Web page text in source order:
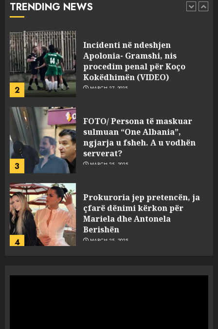
TRENDING NEWS
1
pasuri të pajustifikuar
2
Incidenti në ndeshjen
Apolonia- Gramshi, nis
procedim penal për Koço
Kokëdhimën (VIDEO)
MARCH 27, 2025
3
FOTO/ Persona të maskuar
sulmuan “One Albania”,
ngjarja u fsheh. A u vodhën
serverat?
MARCH 25, 2025
4
Prokuroria jep pretencën, ja
çfarë dënimi kërkon për
Mariela dhe Antonela
Berishën
MARCH 25, 2025